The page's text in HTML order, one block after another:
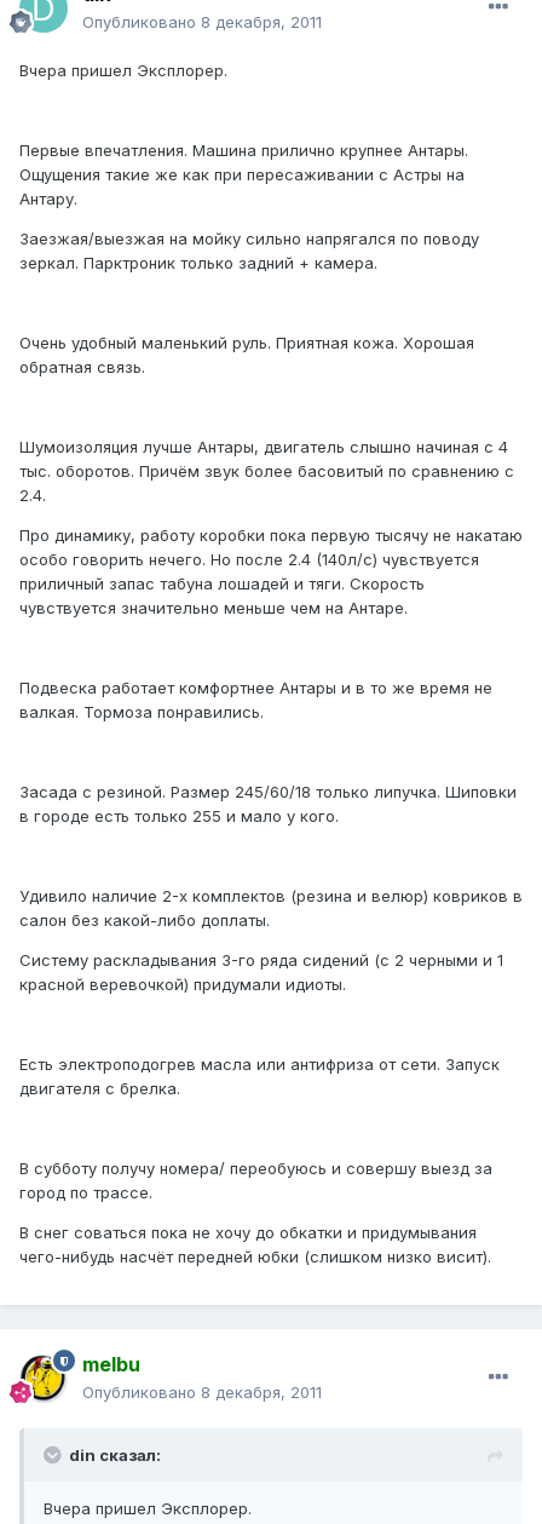
Опубликовано 8 декабря, 2011
Вчера пришел Эксплорер.
Первые впечатления. Машина прилично крупнее Антары.
Ощущения такие же как при пересаживании с Астры на
Антару.
Заезжая/выезжая на мойку сильно напрягался по поводу
зеркал. Парктроник только задний + камера.
Очень удобный маленький руль. Приятная кожа. Хорошая
обратная связь.
Шумоизоляция лучше Антары, двигатель слышно начиная с 4
тыс. оборотов. Причём звук более басовитый по сравнению с
2.4.
Про динамику, работу коробки пока первую тысячу не накатаю
особо говорить нечего. Но после 2.4 (140л/с) чувствуется
приличный запас табуна лошадей и тяги. Скорость
чувствуется значительно меньше чем на Антаре.
Подвеска работает комфортнее Антары и в то же время не
валкая. Тормоза понравились.
Засада с резиной. Размер 245/60/18 только липучка. Шиповки
в городе есть только 255 и мало у кого.
Удивило наличие 2-х комплектов (резина и велюр) ковриков в
салон без какой-либо доплаты.
Систему раскладывания 3-го ряда сидений (с 2 черными и 1
красной веревочкой) придумали идиоты.
Есть электроподогрев масла или антифриза от сети. Запуск
двигателя с брелка.
В субботу получу номера/ переобуюсь и совершу выезд за
город по трассе.
В снег соваться пока не хочу до обкатки и придумывания
чего-нибудь насчёт передней юбки (слишком низко висит).
melbu
Опубликовано 8 декабря, 2011
din сказал:
Вчера пришел Эксплорер.